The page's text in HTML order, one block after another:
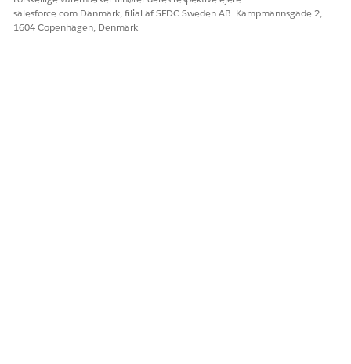
salesforce.com Danmark, filial af SFDC Sweden AB. Kampmannsgade 2,
1604 Copenhagen, Denmark